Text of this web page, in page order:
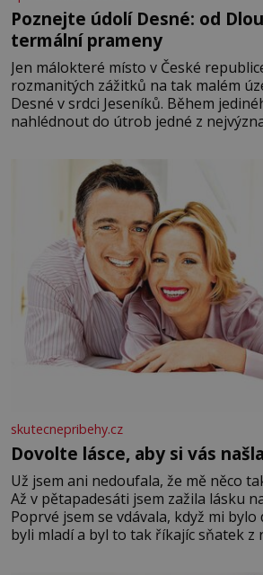
Poznejte údolí Desné: od
termální prameny
Jen málokteré místo v České
rozmanitých zážitků na tak malém
Desné v srdci Jeseníků. Během
nahlédnout do útrob jedné z
se na koloběžce a den zakončit
Velkých Losinách nebo v termálním
skutecnepribehy.cz
Dovolte lásce, aby si vás našla
Už jsem ani nedoufala, že mě něco
Až v pětapadesáti jsem zažila lásku
Poprvé jsem se vdávala, když mi bylo
byli mladí a byl to tak říkajíc sňatek z